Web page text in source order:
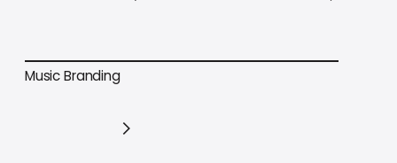
Para academias
Music Branding